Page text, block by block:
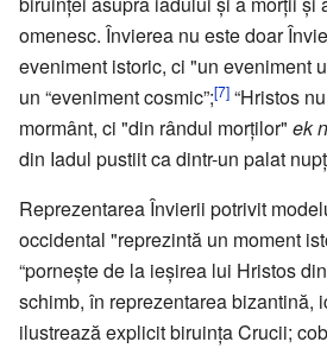
omenesc. Învierea nu este doar
eveniment istoric, ci "un eveniment
un “eveniment cosmic”;[7] “Hristos
mormânt, ci "din rândul morților" ek
din Iadul pustiit ca dintr-un palat
Reprezentarea Învierii potrivit
occidental "reprezintă un moment
“pornește de la ieșirea lui Hristos
schimb, în reprezentarea bizantină,
ilustrează explicit biruința Crucii;